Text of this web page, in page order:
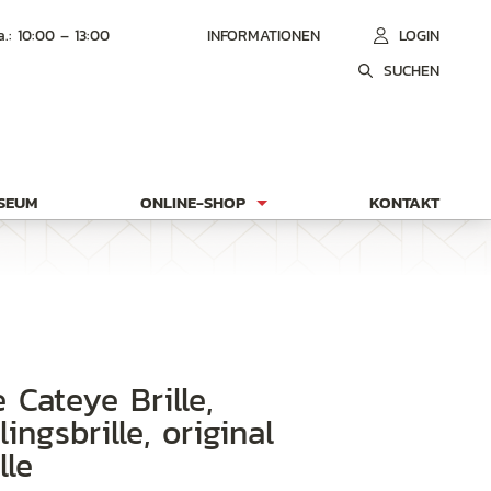
10:00 – 13:00 INFORMATIONEN
LOGIN
SUCHEN
ONLINE-SHOP KONTAKT
original